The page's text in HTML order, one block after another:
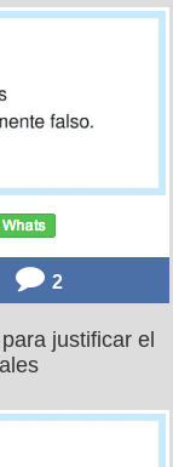
2
justificar el